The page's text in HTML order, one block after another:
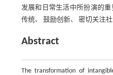
发展和日常生活中所扮演的
传统、 鼓励创新、 密切关注
Abstract
The transformation of